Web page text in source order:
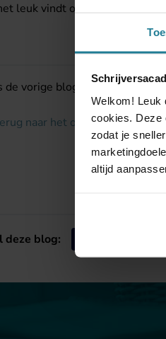
Welkom! Leuk
cookies. Deze
zodat je
altijd
leuk vindt om over literatuur
de vorige blog: Valentijn –
naar het overzicht van alle
deze blog: